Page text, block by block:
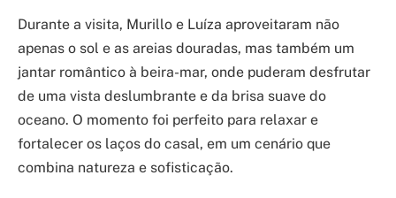
Durante a visita, Murillo e Luíza aproveitaram não
apenas o sol e as areias douradas, mas também um
jantar romântico à beira-mar, onde puderam desfrutar
de uma vista deslumbrante e da brisa suave do
oceano. O momento foi perfeito para relaxar e
fortalecer os laços do casal, em um cenário que
combina natureza e sofisticação.